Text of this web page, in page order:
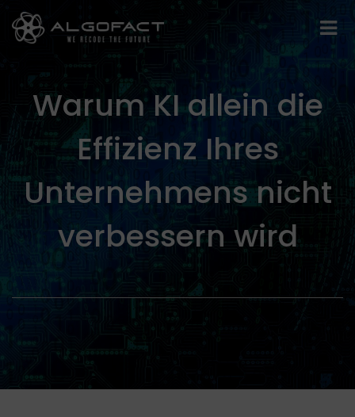
Warum KI allein die
Effizienz Ihres
Unternehmens nicht
verbessern wird